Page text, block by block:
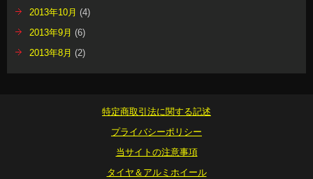
2013年10月 (4)
2013年9月 (6)
2013年8月 (2)
特定商取引法に関する記述
プライバシーポリシー
当サイトの注意事項
タイヤ＆アルミホイール